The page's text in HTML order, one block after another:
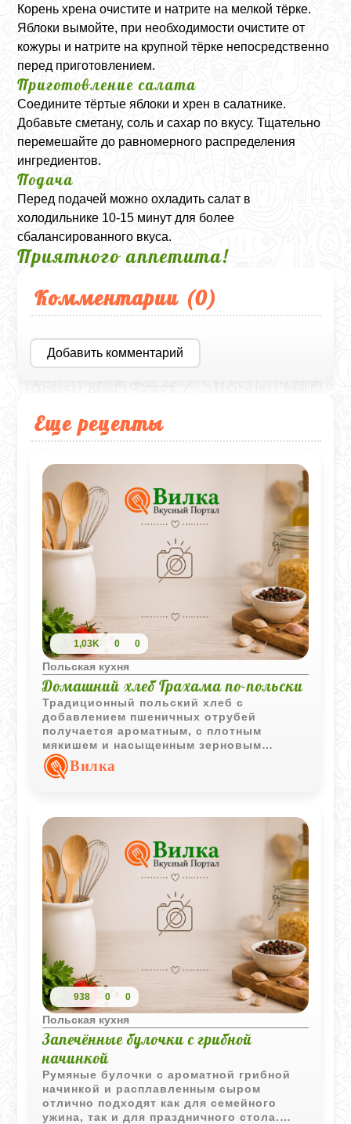
Корень хрена очистите и натрите на мелкой тёрке.
Яблоки вымойте, при необходимости очистите от
кожуры и натрите на крупной тёрке непосредственно
перед приготовлением.
Приготовление салата
Соедините тёртые яблоки и хрен в салатнике.
Добавьте сметану, соль и сахар по вкусу. Тщательно
перемешайте до равномерного распределения
ингредиентов.
Подача
Перед подачей можно охладить салат в
холодильнике 10-15 минут для более
сбалансированного вкуса.
Приятного аппетита!
Комментарии (0)
Добавить комментарий
Еще рецепты
1,03K 0 0
Польская кухня
Домашний хлеб Грахама по-польски
Традиционный польский хлеб с
добавлением пшеничных отрубей
получается ароматным, с плотным
мякишем и насыщенным зерновым
вкусом. Отличный вариант для
ежедневного домашнего стола.
Вилка
938 0 0
Польская кухня
Запечённые булочки с грибной
начинкой
Румяные булочки с ароматной грибной
начинкой и расплавленным сыром
отлично подходят как для семейного
ужина, так и для праздничного стола.